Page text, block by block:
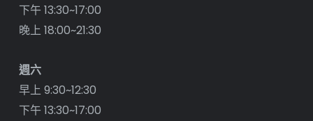
下午 13:30~17:00
晚上 18:00~21:30
週六
早上 9:30~12:30
下午 13:30~17:00